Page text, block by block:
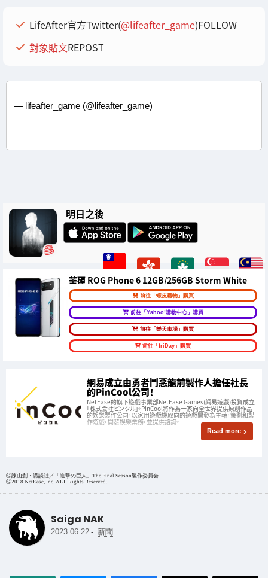
LifeAfter官方Twitter(@lifeafter_game)FOLLOW
對象貼文REPOST
— lifeafter_game (@lifeafter_game)
明日之後
華碩 ROG Phone 6 12GB/256GB Storm White
前往「蝦皮購物」購買
前往「Yahoo!購物中心」購買
前往「樂天市場」購買
前往「friDay」購買
網易成立由勇者鬥惡龍前製作人擔任社長
的PinCool公司！
NetEase的旗下遊戲事業部NetEase Games(網易遊戲)投資成立
「株式会社ピンクル」。PinCool將作為一家向全世界提供原創作品
的娛樂製作公司，以家用遊戲機取向的遊戲開發為主軸，策劃和製
作遊戲，開發娛樂業務，並提供諮詢。
Read more
Ⓒ諫山創・講談社／「進撃の巨人」The Final Season製作委員会
Ⓒ2018 NetEase, Inc. ALL Rights Reserved.
Saiga NAK
2023.06.22 - 新聞